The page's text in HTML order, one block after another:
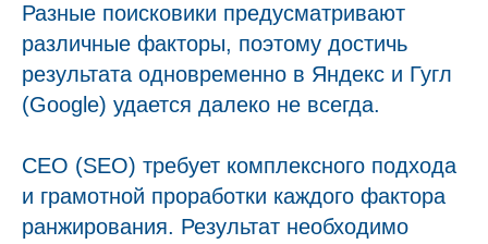
Разные поисковики предусматривают
различные факторы, поэтому достичь
результата одновременно в Яндекс и Гугл
(Google) удается далеко не всегда.
СЕО (SEO) требует комплексного подхода
и грамотной проработки каждого фактора
ранжирования. Результат необходимо